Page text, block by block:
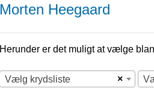
Morten Heegaard
Herunder er det muligt at vælge
×
Vælg krydsliste